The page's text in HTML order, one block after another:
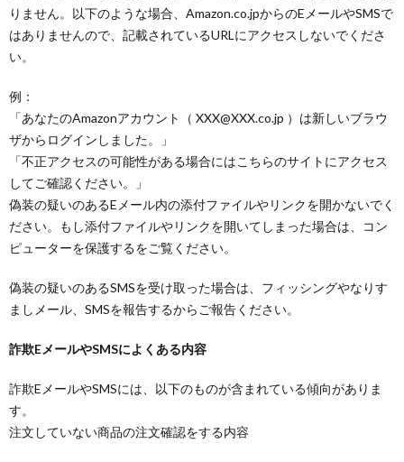
りません。以下のような場合、Amazon.co.jpからのEメールやSMSで
はありませんので、記載されているURLにアクセスしないでくださ
い。
例：
「あなたのAmazonアカウント（ XXX@XXX.co.jp ）は新しいブラウ
ザからログインしました。」
「不正アクセスの可能性がある場合にはこちらのサイトにアクセス
してご確認ください。」
偽装の疑いのあるEメール内の添付ファイルやリンクを開かないでく
ださい。もし添付ファイルやリンクを開いてしまった場合は、コン
ピューターを保護するをご覧ください。
偽装の疑いのあるSMSを受け取った場合は、フィッシングやなりす
ましメール、SMSを報告するからご報告ください。
詐欺EメールやSMSによくある内容
詐欺EメールやSMSには、以下のものが含まれている傾向がありま
す。
注文していない商品の注文確認をする内容